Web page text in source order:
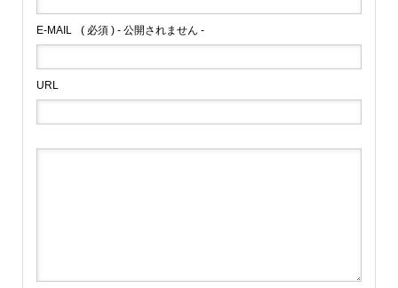
E-MAIL ( 必須 ) - 公開されません -
URL